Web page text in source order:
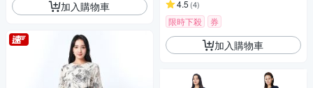
加入購物車 4.5 (4)
限時下殺 券
加入購物車